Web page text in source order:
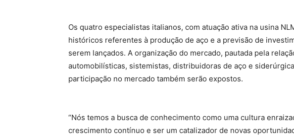
Os quatro especialistas italianos, com atuação ativa na usina
históricos referentes à produção de aço e a previsão de
serem lançados. A organização do mercado, pautada pela
automobilísticas, sistemistas, distribuidoras de aço e
participação no mercado também serão expostos.
“Nós temos a busca de conhecimento como uma cultura
crescimento contínuo e ser um catalizador de novas